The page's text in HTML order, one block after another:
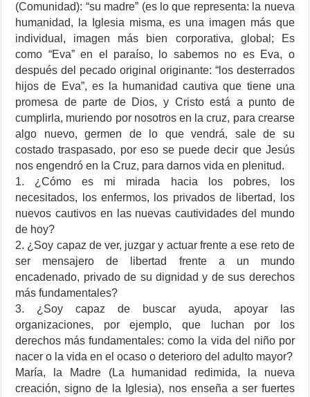
(Comunidad): “su madre” (es lo que representa: la nueva
humanidad, la Iglesia misma, es una imagen más que
individual, imagen más bien corporativa, global; Es
como “Eva” en el paraíso, lo sabemos no es Eva, o
después del pecado original originante: “los desterrados
hijos de Eva”, es la humanidad cautiva que tiene una
promesa de parte de Dios, y Cristo está a punto de
cumplirla, muriendo por nosotros en la cruz, para crearse
algo nuevo, germen de lo que vendrá, sale de su
costado traspasado, por eso se puede decir que Jesús
nos engendró en la Cruz, para darnos vida en plenitud.
1. ¿Cómo es mi mirada hacia los pobres, los
necesitados, los enfermos, los privados de libertad, los
nuevos cautivos en las nuevas cautividades del mundo
de hoy?
2. ¿Soy capaz de ver, juzgar y actuar frente a ese reto de
ser mensajero de libertad frente a un mundo
encadenado, privado de su dignidad y de sus derechos
más fundamentales?
3. ¿Soy capaz de buscar ayuda, apoyar las
organizaciones, por ejemplo, que luchan por los
derechos más fundamentales: como la vida del niño por
nacer o la vida en el ocaso o deterioro del adulto mayor?
María, la Madre (La humanidad redimida, la nueva
creación, signo de la Iglesia), nos enseña a ser fuertes